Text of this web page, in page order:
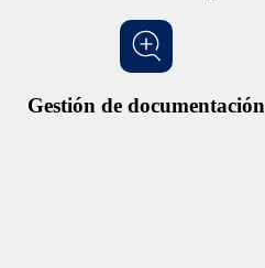
Gestión de documentación